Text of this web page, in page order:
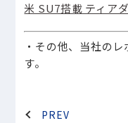
米 SU7搭載 ティア
・その他、当社のレ
す。
PREV